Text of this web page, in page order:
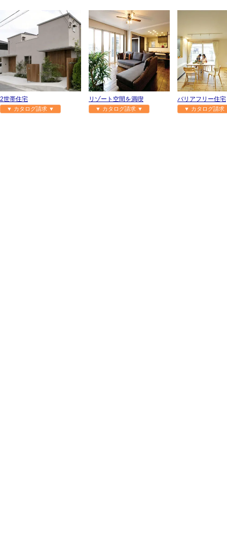
2世帯住宅
▼ カタログ請求 ▼
リゾート空間を満喫
▼ カタログ請求 ▼
バリアフリー住宅
▼ カタログ請